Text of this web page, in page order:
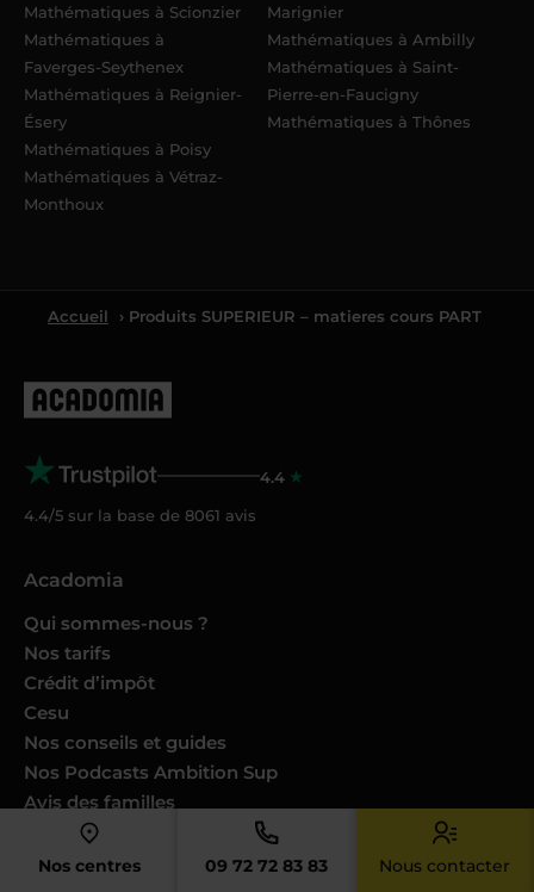
Nos centres 09 72 72 83 83 Nous contacter
Mathématiques à Scionzier
Mathématiques à
Faverges-Seythenex
Mathématiques à Reignier-
Ésery
Mathématiques à Poisy
Mathématiques à Vétraz-
Monthoux
Marignier
Mathématiques à Ambilly
Mathématiques à Saint-
Pierre-en-Faucigny
Mathématiques à Thônes
Accueil › Produits SUPERIEUR – matieres cours PART
4.4
4.4/5 sur la base de 8061 avis
Acadomia
Qui sommes-nous ?
Nos tarifs
Crédit d’impôt
Cesu
Nos conseils et guides
Nos Podcasts Ambition Sup
Avis des familles
Avis des enseignants
Catalogues produits